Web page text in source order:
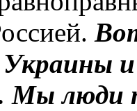
Украины
Мы люди